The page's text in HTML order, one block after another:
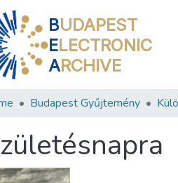
BUDAPEST
ELECTRONIC
ARCHIVE
Budapest Gyűjtemény